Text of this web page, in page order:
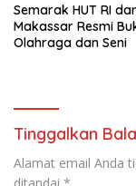
Semarak HUT RI
Makassar Resmi
Olahraga dan Seni
Tinggalkan
Alamat email Anda
ditandai *